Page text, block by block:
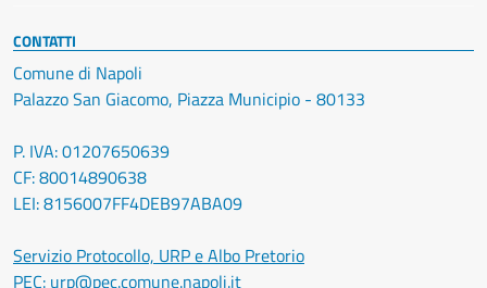
CONTATTI
Comune di Napoli
Palazzo San Giacomo, Piazza Municipio - 80133
P. IVA: 01207650639
CF: 80014890638
LEI: 8156007FF4DEB97ABA09
Servizio Protocollo, URP e Albo Pretorio
PEC: urp@pec.comune.napoli.it